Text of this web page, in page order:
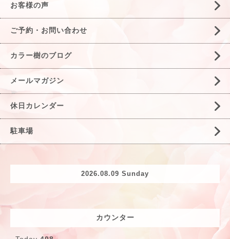
お客様の声
ご予約・お問い合わせ
カラー樹のブログ
メールマガジン
休日カレンダー
駐車場
2026.08.09 Sunday
カウンター